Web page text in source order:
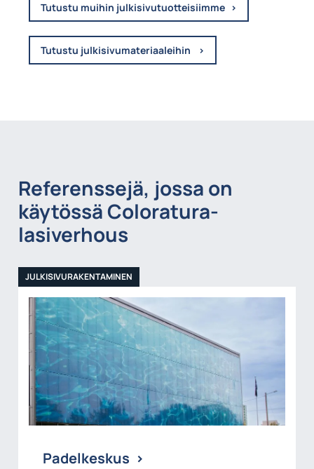
Tutustu muihin julkisivutuotteisiimme
Tutustu julkisivumateriaaleihin
Referenssejä, jossa on
käytössä Coloratura-
lasiverhous
JULKISIVURAKENTAMINEN
Padelkeskus